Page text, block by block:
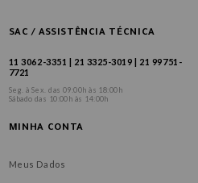
SAC / ASSISTÊNCIA TÉCNICA
11 3062-3351 | 21 3325-3019 | 21 99751-
7721
Seg. à Sex. das 09:00h às 18:00h
Sábado das 10:00h às 14:00h
MINHA CONTA
Meus Dados